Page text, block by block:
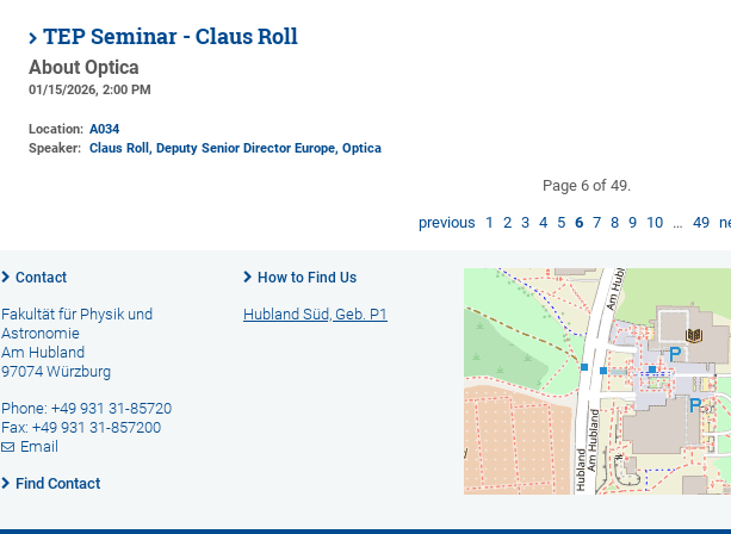
TEP Seminar - Claus Roll
About Optica
01/15/2026, 2:00 PM
Location: A034
Speaker: Claus Roll, Deputy Senior Director Europe, Optica
Page 6 of 49.
previous 1 2 3 4 5 6 7 8 9 10 … 49
Contact
Fakultät für Physik und
Astronomie
Am Hubland
97074 Würzburg
Phone: +49 931 31-85720
Fax: +49 931 31-857200
Email
Find Contact
How to Find Us
Hubland Süd, Geb. P1